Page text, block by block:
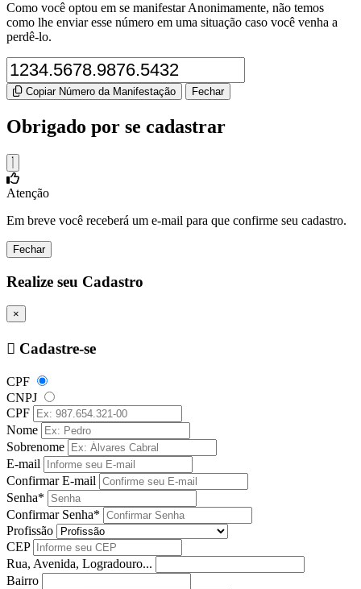
Como você optou em se manifestar Anonimamente, não temos
como lhe enviar esse número em uma situação caso você venha a
perdê-lo.
Copiar Número da Manifestação Fechar
Obrigado por se cadastrar
Atenção
Em breve você receberá um e-mail para que confirme seu cadastro.
Fechar
Realize seu Cadastro
×
Cadastre-se
CPF
CNPJ
CPF
Nome
Sobrenome
E-mail
Confirmar E-mail
Senha*
Confirmar Senha*
Profissão
CEP
Rua, Avenida, Logradouro...
Bairro